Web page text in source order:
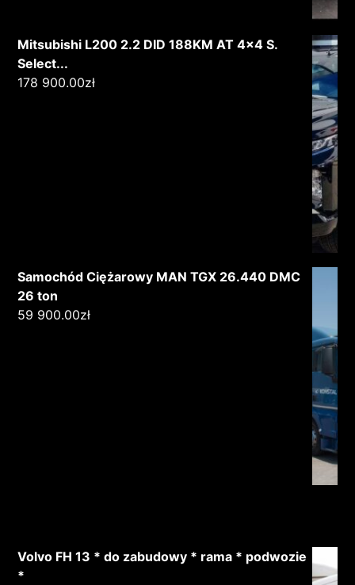
Mitsubishi L200 2.2 DID 188KM AT 4x4 S.
Select...
178 900.00zł
Samochód Ciężarowy MAN TGX 26.440 DMC
26 ton
59 900.00zł
Volvo FH 13 * do zabudowy * rama * podwozie
*